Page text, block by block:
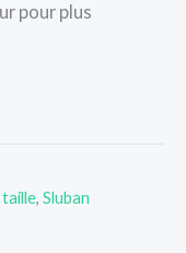
pour plus
Sluban